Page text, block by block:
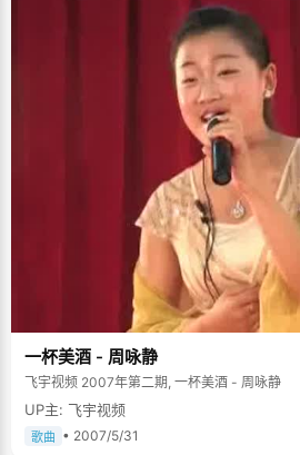
充实快乐，将人生经营得丰富多彩一些，这就
出状元，保不准，二十年后，许美善能在面包
夏诗耀带着着急和紧张情绪进入考场，得到一
学心不在焉的上了一个月的课，夏诗耀再次病
试了。"落下很多课，考试肯定要挂科，挂科
如再考一次"，夏诗耀给爸爸妈妈打电话商量
没有答应。挂了电话，夏诗耀急的哭了，男儿
和理想的失落，压得这个还不尚成熟的小男孩
期，夏诗耀天天给家里打电话，给自己以前的
们相信自己。终于，爸爸妈妈同意了夏诗耀的
力，如果能考上清华最好，不能上至少也不会
高考已经没有了原先那种势在必得的感觉，只是
了压力，没有了负担，这次背水一战轻了心理
刻，一直都很沉静的夏诗耀终于露出发自内心开怀的笑容。
华"的目标，夏诗耀每天都想办法多挤出点时
会做一些选择题或者背几个单词。下午上课，
校，夏诗耀准时1：50就来了，做几道大题，"
一天半小时，累积起来好几百小时"。夏诗耀
快，每次用完他都舍不得丢掉，全都收集起
食，夏诗耀确实拿着个笔记本，端正的坐在电
的单词、句子，我会按暂停键，记录下来"，夏
说，"每天看一段，都舍不得一次就看完"。 夏诗耀的笔记本也很特别，都是
活页的，他说这是整理笔记的需要。"整理笔记
相关的内容，重点的知识归纳集中在一起，用
之为"脉络整理法"，经过整理后，所有知识都
一杯美酒 - 周咏静
飞宇视频 2007年第二期, 一杯美酒 - 周咏静
UP主: 飞宇视频
歌曲 • 2007/5/31